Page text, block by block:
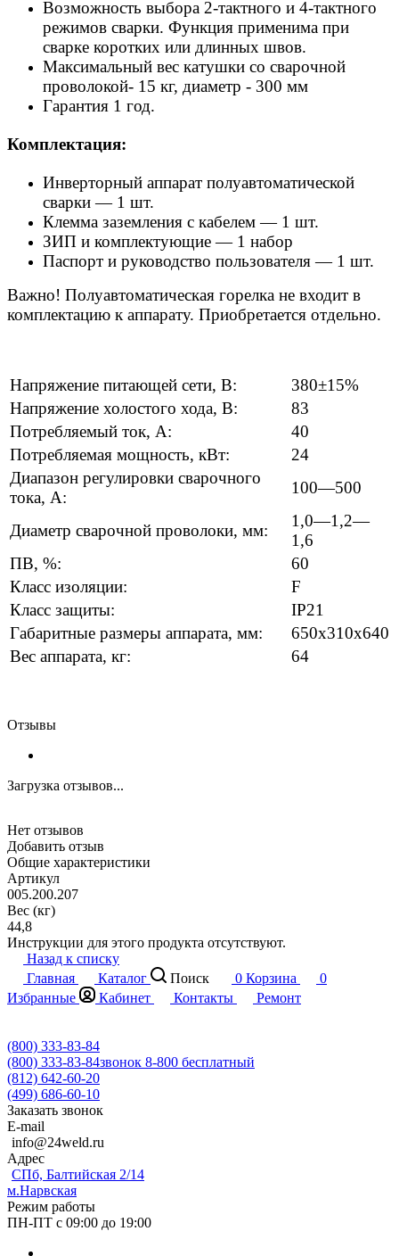
Возможность выбора 2-тактного и 4-тактного
режимов сварки. Функция применима при
сварке коротких или длинных швов.
Максимальный вес катушки со сварочной
проволокой- 15 кг, диаметр - 300 мм
Гарантия 1 год.
Комплектация:
Инверторный аппарат полуавтоматической
сварки — 1 шт.
Клемма заземления с кабелем — 1 шт.
ЗИП и комплектующие — 1 набор
Паспорт и руководство пользователя — 1 шт.
Важно! Полуавтоматическая горелка не входит в
комплектацию к аппарату. Приобретается отдельно.
Напряжение питающей сети, В:
380±15%
Напряжение холостого хода, В:
83
Потребляемый ток, А:
40
Потребляемая мощность, кВт:
24
Диапазон регулировки сварочного
тока, А:
100—500
Диаметр сварочной проволоки, мм:
1,0—1,2—
1,6
ПВ, %:
60
Класс изоляции:
F
Класс защиты:
IP21
Габаритные размеры аппарата, мм:
650х310х640
Вес аппарата, кг:
64
Отзывы
Загрузка отзывов...
Нет отзывов
Добавить отзыв
Общие характеристики
Артикул
005.200.207
Вес (кг)
44,8
Инструкции для этого продукта отсутствуют.
Назад к списку
Главная
Каталог Поиск 0 Корзина
0
Избранные
Кабинет Контакты Ремонт
(800) 333-83-84
(800) 333-83-84звонок 8-800 бесплатный
(812) 642-60-20
(499) 686-60-10
Заказать звонок
E-mail
info@24weld.ru
Адрес
СПб, Балтийская 2/14
м.Нарвская
Режим работы
ПН-ПТ с 09:00 до 19:00